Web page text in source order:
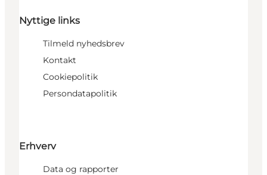
Nyttige links
Tilmeld nyhedsbrev
Kontakt
Cookiepolitik
Persondatapolitik
Erhverv
Data og rapporter